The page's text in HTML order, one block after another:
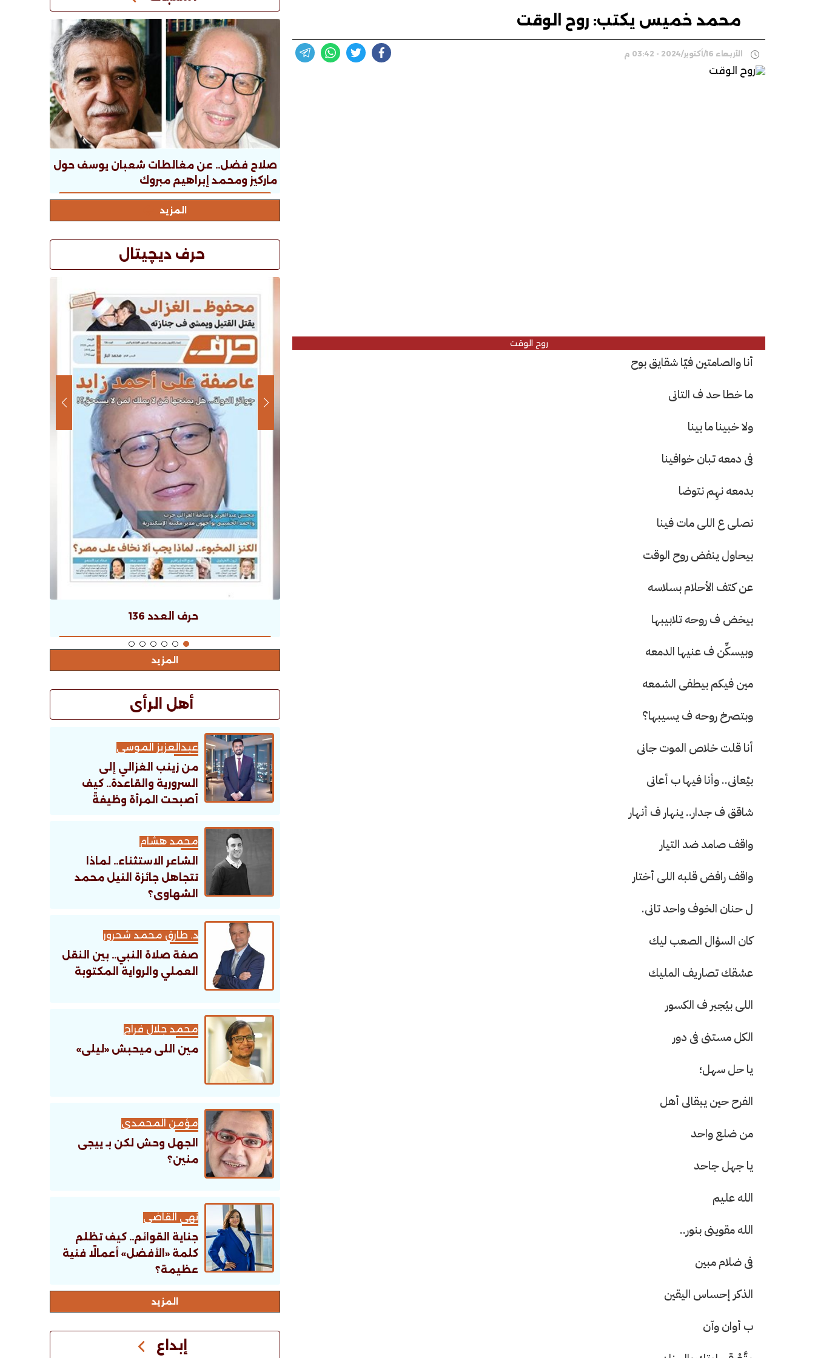
محمد خميس يكتب: روح الوقت
الأربعاء 16/أكتوبر/2024 - 03:42 م
روح الوقت
أنا والصامتين فيّا شقايق بوح
ما خطا حد ف التانى
ولا خبينا ما بينا
فى دمعه تبان خوافينا
بدمعه نهِم نتوضا
نصلى ع اللى مات فينا
بيحاول ينفض روح الوقت
عن كتف الأحلام بسلاسه
بيخض ف روحه تلابيبها
وبيسكِّن ف عنيها الدمعه
مين فيكم بيطفى الشمعه
وبتصرخ روحه ف يسيبها؟
أنا قلت خلاص الموت جانى
بيْعانى.. وأنا فيها ب أعانى
شاقق ف جدار.. ينهار ف أنهار
واقف صامد ضد التيار
واقف رافض قلبه اللى أختار
ل حنان الخوف واحد تانى.
كان السؤال الصعب ليك
عشقك تصاريف المليك
اللى بيُجبر ف الكسور
الكل مستنى فى دور
يا حل سهل؛
الفرح حين يبقالى أهل
من ضلع واحد
يا جهل جاحد
الله عليم
الله مقوينى بنور..
فى ضلام مبين
الذكر إحساس اليقين
ب أوان وآن
صلاح فضل.. عن مغالطات شعبان يوسف حول
ماركيز ومحمد إبراهيم مبروك
المزيد
حرف ديچيتال
حرف العدد 133 حرف العدد 136
المزيد
أهل الرأى
عبدالعزيز الموسى
من زينب الغزالي إلى
السرورية والقاعدة.. كيف
أصبحت المرأة وظيفةً
محمد هشام
الشاعر الاستثناء.. لماذا
تتجاهل جائزة النيل محمد
الشهاوى؟
د. طارق محمد شحرور
صفة صلاة النبي.. بين النقل
العملي والرواية المكتوبة
محمد جلال فراج
مين اللى ميحبش «ليلى»
مؤمن المحمدى
الجهل وحش لكن بـ ييجى
منين؟
نهى القاضى
جناية القوائم.. كيف تظلم
كلمة «الأفضل» أعمالًا فنية
عظيمة؟
اﻟﻤﺰﻳﺪ
إبداع